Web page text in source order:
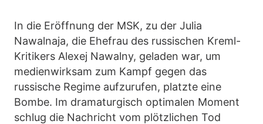
In die Eröffnung der MSK, zu der Julia
Nawalnaja, die Ehefrau des russischen Kreml-
Kritikers Alexej Nawalny, geladen war, um
medienwirksam zum Kampf gegen das
russische Regime aufzurufen, platzte eine
Bombe. Im dramaturgisch optimalen Moment
schlug die Nachricht vom plötzlichen Tod